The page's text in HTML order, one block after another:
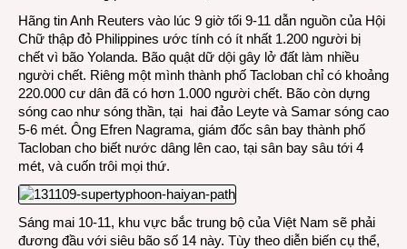
Hãng tin Anh Reuters vào lúc 9 giờ tối 9-11 dẫn nguồn của Hội
Chữ thập đỏ Philippines ước tính có ít nhất 1.200 người bị
chết vì bão Yolanda. Bão quật dữ dội gây lở đất làm nhiều
người chết. Riêng một mình thành phố Tacloban chỉ có khoảng
220.000 cư dân đã có hơn 1.000 người chết. Bão còn dựng
sóng cao như sóng thần, tại hai đảo Leyte và Samar sóng cao
5-6 mét. Ông Efren Nagrama, giám đốc sân bay thành phố
Tacloban cho biết nước dâng lên cao, tại sân bay sâu tới 4
mét, và cuốn trôi mọi thứ.
Sáng mai 10-11, khu vực bắc trung bộ của Việt Nam sẽ phải
đương đầu với siêu bão số 14 này. Tùy theo diễn biến cụ thể,